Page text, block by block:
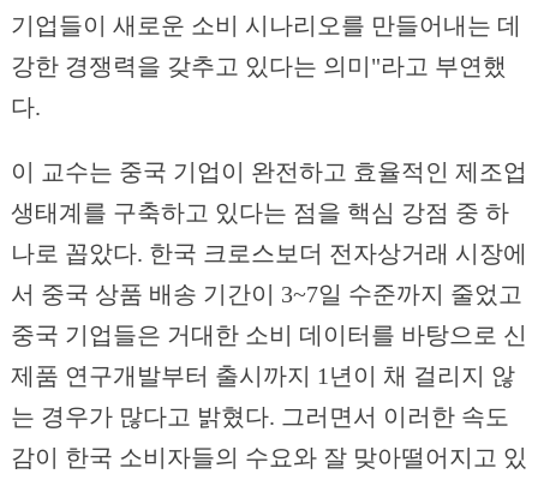
기업들이 새로운 소비 시나리오를 만들어내는 데
강한 경쟁력을 갖추고 있다는 의미"라고 부연했
다.
이 교수는 중국 기업이 완전하고 효율적인 제조업
생태계를 구축하고 있다는 점을 핵심 강점 중 하
나로 꼽았다. 한국 크로스보더 전자상거래 시장에
서 중국 상품 배송 기간이 3~7일 수준까지 줄었고
중국 기업들은 거대한 소비 데이터를 바탕으로 신
제품 연구개발부터 출시까지 1년이 채 걸리지 않
는 경우가 많다고 밝혔다. 그러면서 이러한 속도
감이 한국 소비자들의 수요와 잘 맞아떨어지고 있